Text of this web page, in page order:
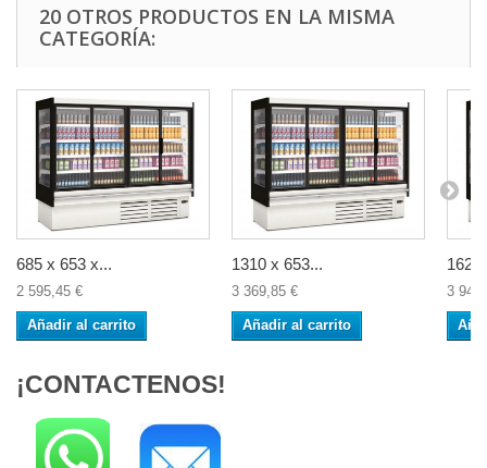
20 OTROS PRODUCTOS EN LA MISMA
CATEGORÍA:
685 x 653 x...
2 595,45 €
Añadir al carrito
1310 x 653...
3 369,85 €
Añadir al carrito
1623
3
¡CONTACTENOS!